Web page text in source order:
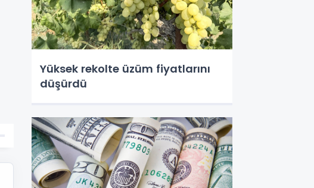
Yüksek rekolte üzüm fiyatlarını
düşürdü